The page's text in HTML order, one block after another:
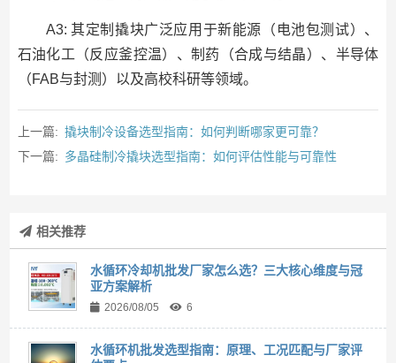
A3: 其定制撬块广泛应用于新能源（电池包测试）、
石油化工（反应釜控温）、制药（合成与结晶）、半导体
（FAB与封测）以及高校科研等领域。
上一篇: 撬块制冷设备选型指南：如何判断哪家更可靠？
下一篇: 多晶硅制冷撬块选型指南：如何评估性能与可靠性
相关推荐
水循环冷却机批发厂家怎么选？三大核心维度与冠
亚方案解析
2026/08/05 6
水循环机批发选型指南：原理、工况匹配与厂家评